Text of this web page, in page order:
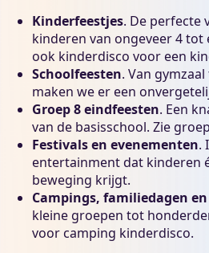
Kinderfeestjes. De perfecte
kinderen van ongeveer 4 tot
ook kinderdisco voor een
Schoolfeesten. Van
maken we er een
Groep 8 eindfeesten. Een
van de basisschool. Zie
Festivals en evenementen.
entertainment dat kinderen
beweging krijgt.
Campings, familiedagen
kleine groepen tot
voorcamping kinderdisco.